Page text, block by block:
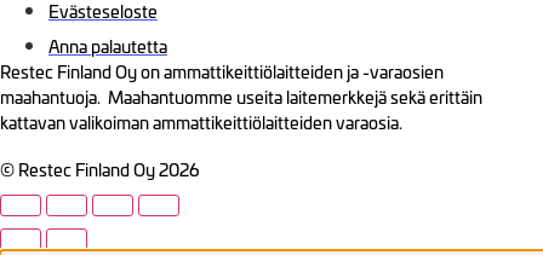
Evästeseloste
Anna palautetta
Restec Finland Oy on ammattikeittiölaitteiden ja -varaosien
maahantuoja. Maahantuomme useita laitemerkkejä sekä erittäin
kattavan valikoiman ammattikeittiölaitteiden varaosia.
© Restec Finland Oy 2026